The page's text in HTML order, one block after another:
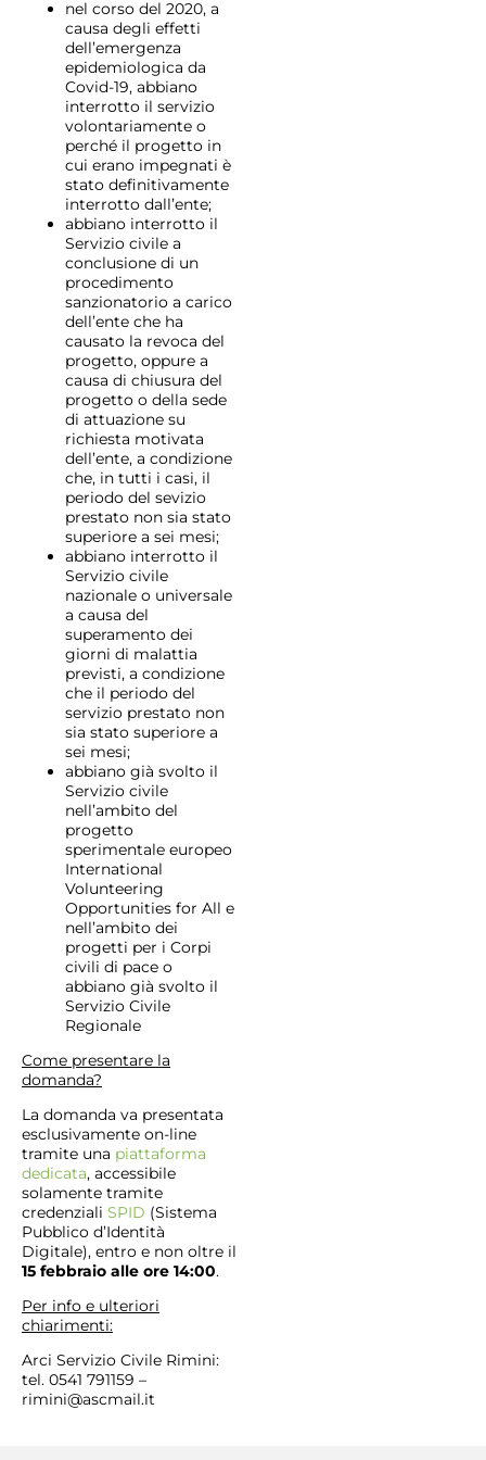
nel corso del 2020, a
causa degli effetti
dell’emergenza
epidemiologica da
Covid-19, abbiano
interrotto il servizio
volontariamente o
perché il progetto in
cui erano impegnati è
stato definitivamente
interrotto dall’ente;
abbiano interrotto il
Servizio civile a
conclusione di un
procedimento
sanzionatorio a carico
dell’ente che ha
causato la revoca del
progetto, oppure a
causa di chiusura del
progetto o della sede
di attuazione su
richiesta motivata
dell’ente, a condizione
che, in tutti i casi, il
periodo del sevizio
prestato non sia stato
superiore a sei mesi;
abbiano interrotto il
Servizio civile
nazionale o universale
a causa del
superamento dei
giorni di malattia
previsti, a condizione
che il periodo del
servizio prestato non
sia stato superiore a
sei mesi;
abbiano già svolto il
Servizio civile
nell’ambito del
progetto
sperimentale europeo
International
Volunteering
Opportunities for All e
nell’ambito dei
progetti per i Corpi
civili di pace o
abbiano già svolto il
Servizio Civile
Regionale
Come presentare la
domanda?
La domanda va presentata
esclusivamente on-line
tramite una piattaforma
dedicata, accessibile
solamente tramite
credenziali SPID (Sistema
Pubblico d’Identità
Digitale), entro e non oltre il
15 febbraio alle ore 14:00.
Per info e ulteriori
chiarimenti:
Arci Servizio Civile Rimini:
tel. 0541 791159 –
rimini@ascmail.it